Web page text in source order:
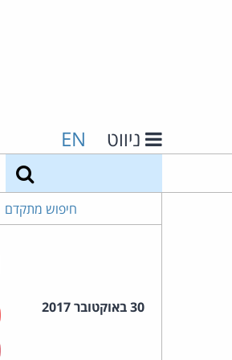
ניווט EN
חיפוש מתקדם
30 באוקטובר 2017